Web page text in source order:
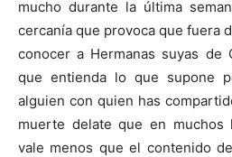
mucho durante la última
cercanía que provoca que fuera
conocer a Hermanas suyas de
que entienda lo que supone
alguien con quien has
muerte delate que en muchos
vale menos que el contenido